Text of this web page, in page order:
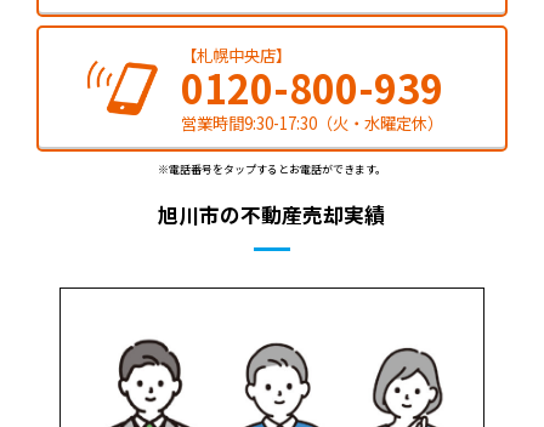
【札幌中央店】
0120-800-939
営業時間9:30-17:30（火・水曜定休）
※電話番号をタップするとお電話ができます。
旭川市の不動産売却実績